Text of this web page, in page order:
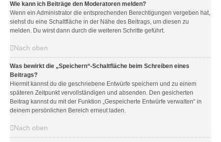
Wie kann ich Beiträge den Moderatoren melden?
Wenn ein Administrator die entsprechenden Berechtigungen vergeben hat,
siehst du eine Schaltfläche in der Nähe des Beitrags, um diesen zu
melden. Du wirst dann durch die weiteren Schritte geführt.
Nach oben
Was bewirkt die „Speichern“-Schaltfläche beim Schreiben eines
Beitrags?
Hiermit kannst du die geschriebene Entwürfe speichern und zu einem
späteren Zeitpunkt vervollständigen und absenden. Den gesicherten
Beitrag kannst du mit der Funktion „Gespeicherte Entwürfe verwalten“ in
deinem persönlichen Bereich erneut laden.
Nach oben